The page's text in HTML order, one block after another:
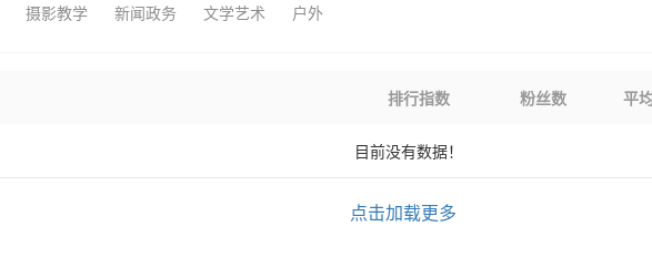
摄影教学 新闻政务 文学艺术 户外
排行指数 粉丝数 平
目前没有数据！
点击加载更多